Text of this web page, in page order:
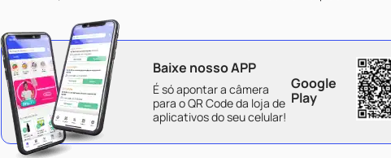
Baixe nosso APP
É só apontar a câmera
para o QR Code da loja de
aplicativos do seu celular!
Google
Play